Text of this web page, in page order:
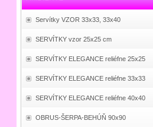
Servítky VZOR 33x33, 33x40
SERVÍTKY vzor 25x25 cm
SERVÍTKY ELEGANCE reliéfne 25x25
SERVÍTKY ELEGANCE reliéfne 33x33
SERVÍTKY ELEGANCE reliéfne 40x40
OBRUS-ŠERPA-BEHÚŇ 90x90